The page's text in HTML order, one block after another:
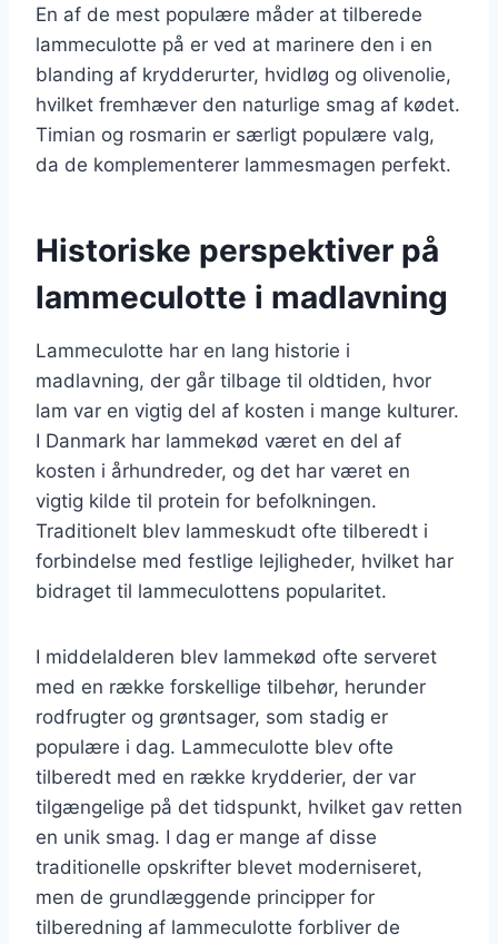
En af de mest populære måder at tilberede
lammeculotte på er ved at marinere den i en
blanding af krydderurter, hvidløg og olivenolie,
hvilket fremhæver den naturlige smag af kødet.
Timian og rosmarin er særligt populære valg,
da de komplementerer lammesmagen perfekt.
Historiske perspektiver på
lammeculotte i madlavning
Lammeculotte har en lang historie i
madlavning, der går tilbage til oldtiden, hvor
lam var en vigtig del af kosten i mange kulturer.
I Danmark har lammekød været en del af
kosten i århundreder, og det har været en
vigtig kilde til protein for befolkningen.
Traditionelt blev lammeskudt ofte tilberedt i
forbindelse med festlige lejligheder, hvilket har
bidraget til lammeculottens popularitet.
I middelalderen blev lammekød ofte serveret
med en række forskellige tilbehør, herunder
rodfrugter og grøntsager, som stadig er
populære i dag. Lammeculotte blev ofte
tilberedt med en række krydderier, der var
tilgængelige på det tidspunkt, hvilket gav retten
en unik smag. I dag er mange af disse
traditionelle opskrifter blevet moderniseret,
men de grundlæggende principper for
tilberedning af lammeculotte forbliver de